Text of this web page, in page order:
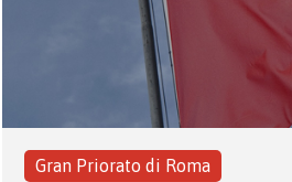
Gran Priorato di Roma